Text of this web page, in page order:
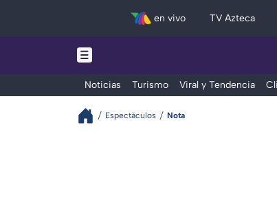
en vivo TV Azteca
Noticias Turismo Viral y Tendencia
Espectáculos Nota